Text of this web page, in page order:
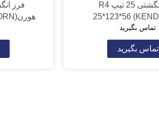
فرز انگشتی 25 تیپ R4
تماس بگیرید
تماس بگیرید
هورن(VAN HOORN) 25*120*30